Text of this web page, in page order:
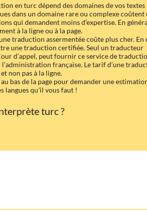
en turc dépend des domaines de vos textes
dans un domaine rare ou complexe coûtent
qui demandent moins d’expertise. En
à la ligne ou à la page.
traduction assermentée coûte plus cher. En
une traduction certifiée. Seul un traducteur
d’appel, peut fournir ce service de
française. Le tarif d’une
non pas à la ligne.
bas de la page pour demander une
langues qu'il vous faut !
turc ?